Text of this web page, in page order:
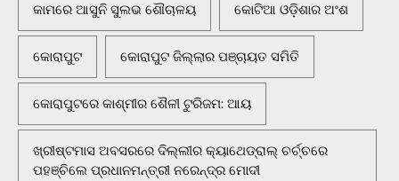
କାମରେ ଆସୁନି ସୁଲଭ ଶୌଚାଳୟ କୋଟିଆ ଓଡ଼ିଶାର ଅଂଶ
କୋରାପୁଟ କୋରାପୁଟ ଜିଲ୍ଲାର ପଞ୍ଚାୟତ ସମିତି
କୋରାପୁଟରେ କାଶ୍ମୀର ଶୈଳୀ ଟୁରିଜମ: ଆୟ
ଖ୍ରୀଷ୍ଟମାସ ଅବସରରେ ଦିଲ୍ଲୀର କ୍ୟାଥେଡ୍ରାଲ୍ ଚର୍ଚ୍ଚରେ
ପହଞ୍ଚିଲେ ପ୍ରଧାନମନ୍ତ୍ରୀ ନରେନ୍ଦ୍ର ମୋଦୀ